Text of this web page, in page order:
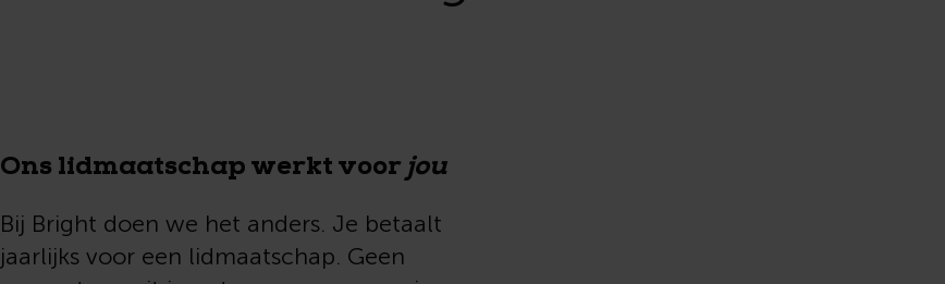
Ons lidmaatschap werkt voor jou
Bij Bright doen we het anders. Je betaalt
jaarlijks voor een lidmaatschap. Geen